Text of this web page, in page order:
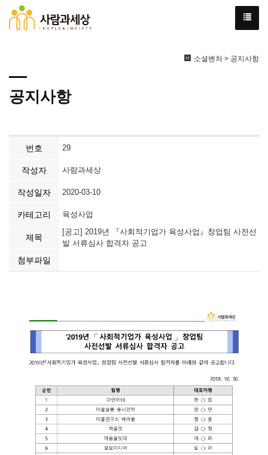
소셜벤처 > 공지사항
공지사항
번호 29
작성자 사람과세상
작성일자 2020-03-10
카테고리 육성사업
제목
[공고] 2019년 『사회적기업가 육성사업』창업팀 사전선
발 서류심사 합격자 공고
첨부파일